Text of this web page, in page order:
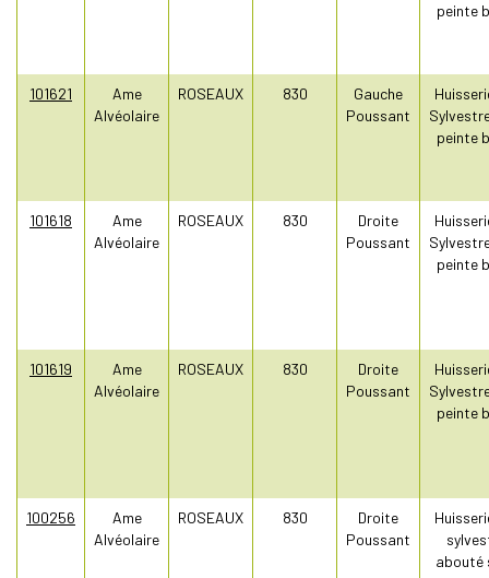
peinte
101621
Ame
Alvéolaire
ROSEAUX 830
Gauche
Poussant
peinte
101618
Ame
Alvéolaire
ROSEAUX 830
Droite
Poussant
peinte
101619
Ame
Alvéolaire
ROSEAUX 830
Droite
Poussant
peinte
100256
Ame
Alvéolaire
ROSEAUX 830
Droite
Poussant
abouté